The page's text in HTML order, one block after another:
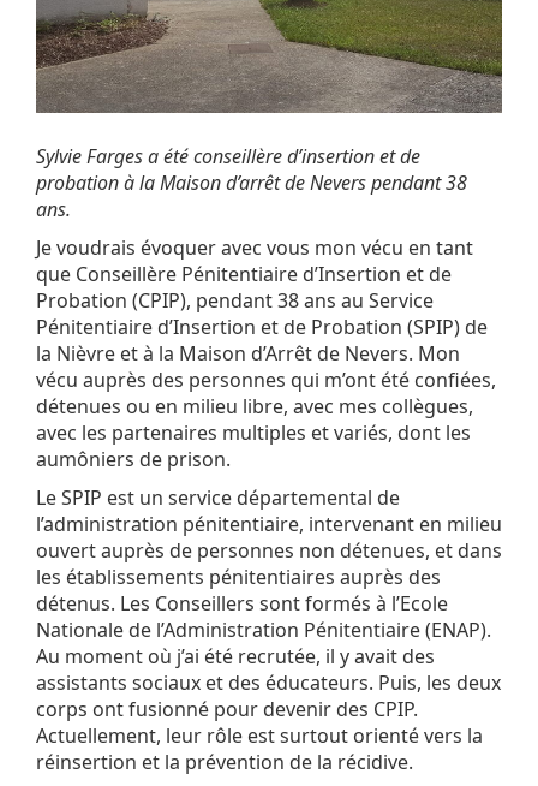
Sylvie Farges a été conseillère d’insertion et de
probation à la Maison d’arrêt de Nevers pendant 38
ans.
Je voudrais évoquer avec vous mon vécu en tant
que Conseillère Pénitentiaire d’Insertion et de
Probation (CPIP), pendant 38 ans au Service
Pénitentiaire d’Insertion et de Probation (SPIP) de
la Nièvre et à la Maison d’Arrêt de Nevers. Mon
vécu auprès des personnes qui m’ont été confiées,
détenues ou en milieu libre, avec mes collègues,
avec les partenaires multiples et variés, dont les
aumôniers de prison.
Le SPIP est un service départemental de
l’administration pénitentiaire, intervenant en milieu
ouvert auprès de personnes non détenues, et dans
les établissements pénitentiaires auprès des
détenus. Les Conseillers sont formés à l’Ecole
Nationale de l’Administration Pénitentiaire (ENAP).
Au moment où j’ai été recrutée, il y avait des
assistants sociaux et des éducateurs. Puis, les deux
corps ont fusionné pour devenir des CPIP.
Actuellement, leur rôle est surtout orienté vers la
réinsertion et la prévention de la récidive.